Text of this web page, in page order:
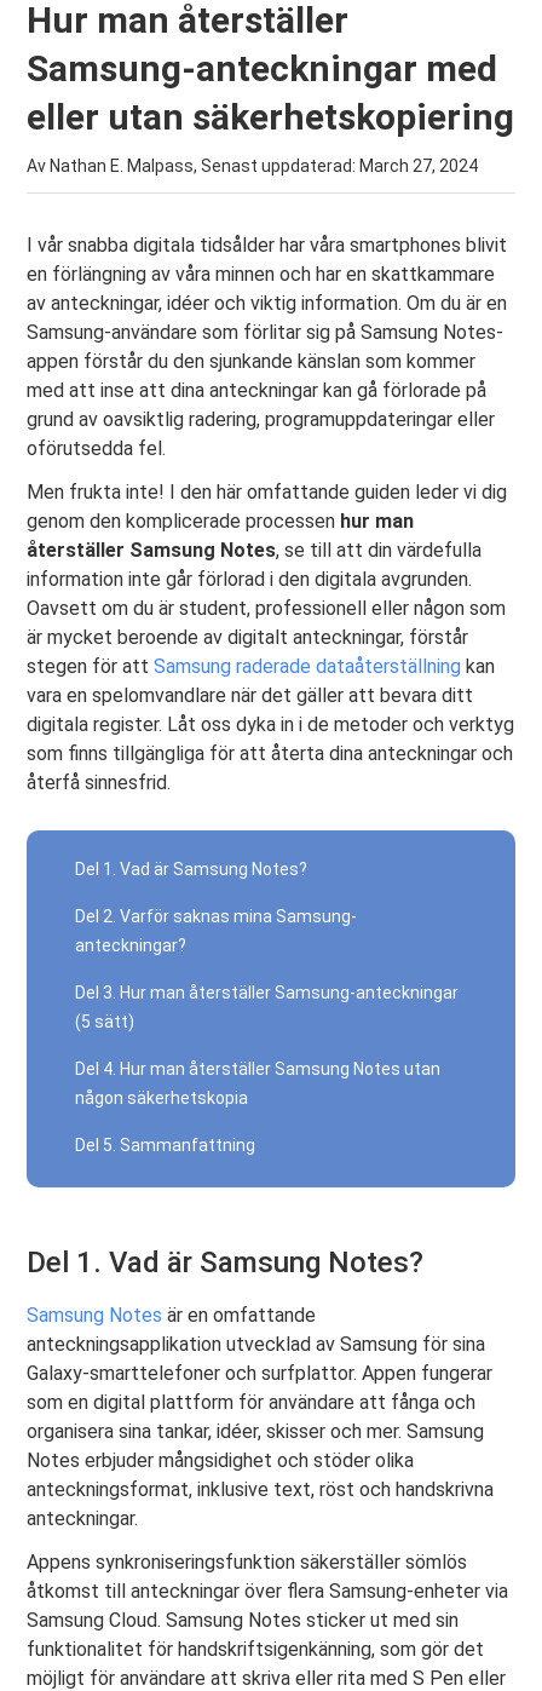
Hur man återställer
Samsung-anteckningar med
eller utan säkerhetskopiering
Av Nathan E. Malpass, Senast uppdaterad: March 27, 2024
I vår snabba digitala tidsålder har våra smartphones blivit
en förlängning av våra minnen och har en skattkammare
av anteckningar, idéer och viktig information. Om du är en
Samsung-användare som förlitar sig på Samsung Notes-
appen förstår du den sjunkande känslan som kommer
med att inse att dina anteckningar kan gå förlorade på
grund av oavsiktlig radering, programuppdateringar eller
oförutsedda fel.
Men frukta inte! I den här omfattande guiden leder vi dig
genom den komplicerade processen hur man
återställer Samsung Notes, se till att din värdefulla
information inte går förlorad i den digitala avgrunden.
Oavsett om du är student, professionell eller någon som
är mycket beroende av digitalt anteckningar, förstår
stegen för attSamsung raderade dataåterställning kan
vara en spelomvandlare när det gäller att bevara ditt
digitala register. Låt oss dyka in i de metoder och verktyg
som finns tillgängliga för att återta dina anteckningar och
återfå sinnesfrid.
Del 1. Vad är Samsung Notes?
Del 2. Varför saknas mina Samsung-
anteckningar?
Del 3. Hur man återställer Samsung-anteckningar
(5 sätt)
Del 4. Hur man återställer Samsung Notes utan
någon säkerhetskopia
Del 5. Sammanfattning
Del 1. Vad är Samsung Notes?
Samsung Notes är en omfattande
anteckningsapplikation utvecklad av Samsung för sina
Galaxy-smarttelefoner och surfplattor. Appen fungerar
som en digital plattform för användare att fånga och
organisera sina tankar, idéer, skisser och mer. Samsung
Notes erbjuder mångsidighet och stöder olika
anteckningsformat, inklusive text, röst och handskrivna
anteckningar.
Appens synkroniseringsfunktion säkerställer sömlös
åtkomst till anteckningar över flera Samsung-enheter via
Samsung Cloud. Samsung Notes sticker ut med sin
funktionalitet för handskriftsigenkänning, som gör det
möjligt för användare att skriva eller rita med S Pen eller